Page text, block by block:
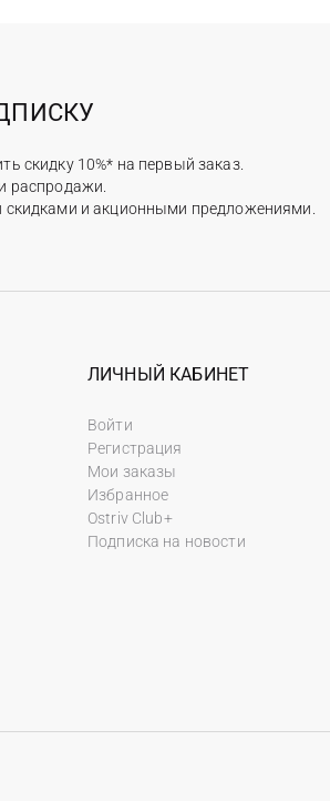
скидку 10%* на первый заказ.
распродажи.
скидками и акционными предложениями.
ЛИЧНЫЙ КАБИНЕТ
Войти
Регистрация
Мои заказы
Избранное
Ostriv Club+
Подписка на новости